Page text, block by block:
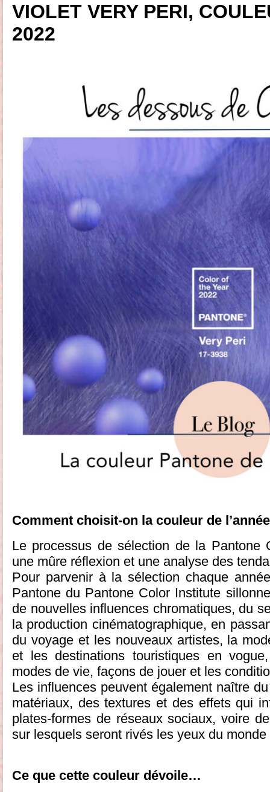
VIOLET VERY PERI,
2022
Comment choisit-on la couleur de
Le processus de sélection de la Pantone
une mûre réflexion et une analyse des
Pour parvenir à la sélection chaque
Pantone du Pantone Color Institute
de nouvelles influences chromatiques, du
la production cinématographique, en
du voyage et les nouveaux artistes, la
et les destinations touristiques en
modes de vie, façons de jouer et les
Les influences peuvent également naître
matériaux, des textures et des effets qui
plates-formes de réseaux sociaux, voire
sur lesquels seront rivés les yeux du monde
Ce que cette couleur dévoile…